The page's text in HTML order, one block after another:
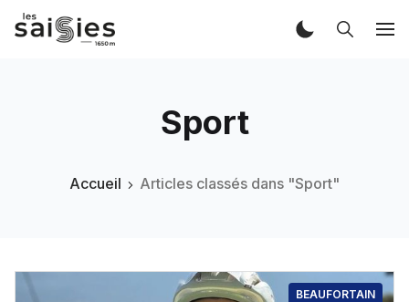
Sport
Accueil Articles classés dans "Sport"
BEAUFORTAIN